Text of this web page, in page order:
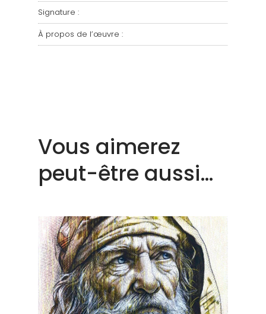
Signature :
À propos de l’œuvre :
Vous aimerez
peut-être aussi…